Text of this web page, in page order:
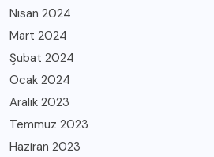
Nisan 2024
Mart 2024
Şubat 2024
Ocak 2024
Aralık 2023
Temmuz 2023
Haziran 2023